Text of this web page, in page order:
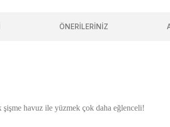
ÖNERİLERİNİZ
şişme havuz ile yüzmek çok daha eğlenceli!